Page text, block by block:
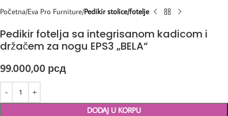
Početna Eva Pro Furniture Pedikir stolice/fotelje
Pedikir fotelja sa integrisanom kadicom i
držačem za nogu EPS3 „BELA“
99.000,00 рсд
DODAJ U KORPU